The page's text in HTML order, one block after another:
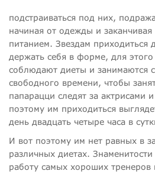
подстраиваться под них,
начиная от одежды и
питанием. Звездам приходиться
держать себя в форме, для
соблюдают диеты и занимаются
свободного времени, чтобы
папарацци следят за актрисами
поэтому им приходиться
день двадцать четыре часа в
И вот поэтому им нет равных в
различных диетах.
работу самых хороших